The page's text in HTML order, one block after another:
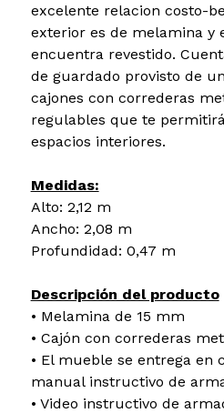
excelente relacion costo-
exterior es de melamina y
encuentra revestido.
de guardado provisto de
cajones con correderas
regulables que te
espacios interiores.
Medidas:
Alto: 2,12 m
Ancho: 2,08 m
Profundidad: 0,47 m
Descripción del producto
• Melamina de 15 mm
• Cajón con correderas
• El mueble se entrega en
manual instructivo de
• Video instructivo de